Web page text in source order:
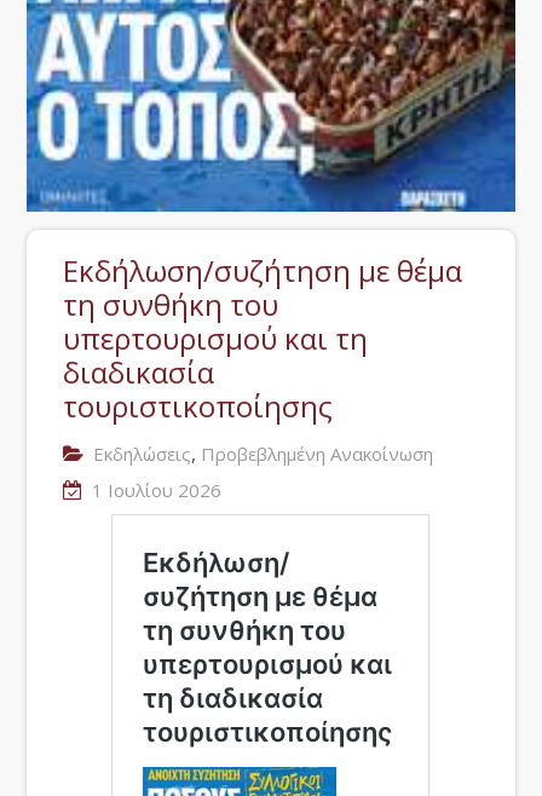
Εκδήλωση/συζήτηση με θέμα
τη συνθήκη του
υπερτουρισμού και τη
διαδικασία
τουριστικοποίησης
Εκδηλώσεις, Προβεβλημένη Ανακοίνωση
1 Ιουλίου 2026